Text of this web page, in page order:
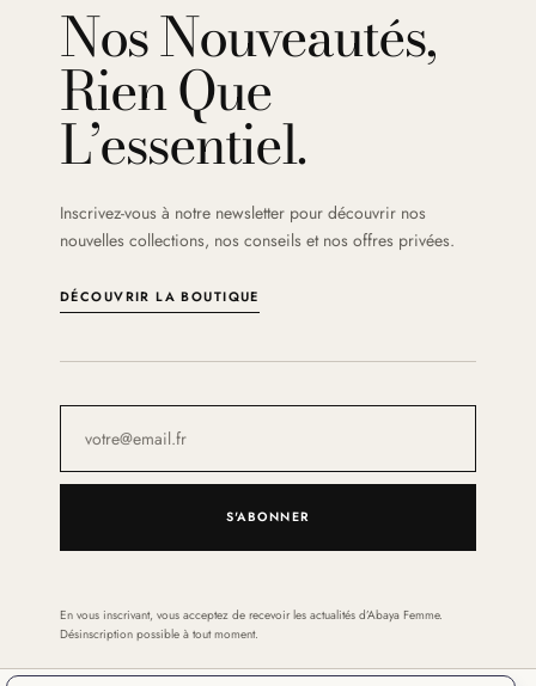
Nos Nouveautés,
Rien Que
L’essentiel.
Inscrivez-vous à notre newsletter pour découvrir nos
nouvelles collections, nos conseils et nos offres privées.
DÉCOUVRIR LA BOUTIQUE
S'ABONNER
En vous inscrivant, vous acceptez de recevoir les actualités d’Abaya Femme.
Désinscription possible à tout moment.